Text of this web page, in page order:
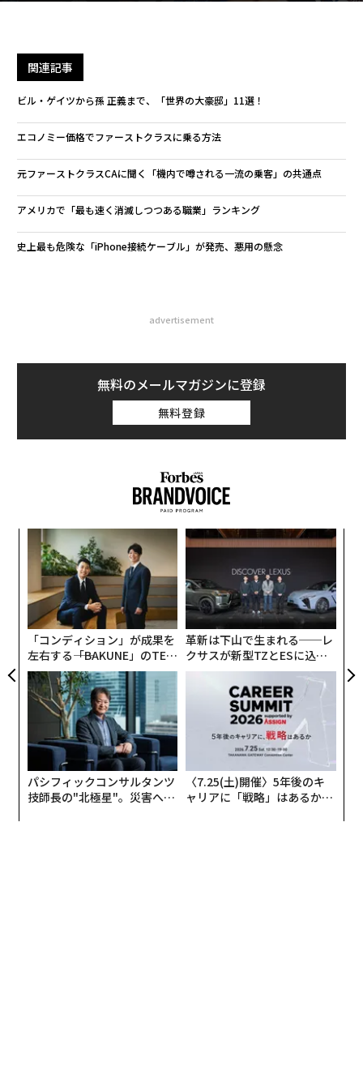
関連記事
ビル・ゲイツから孫 正義まで、「世界の大豪邸」11選！
エコノミー価格でファーストクラスに乗る方法
元ファーストクラスCAに聞く「機内で噂される一流の乗客」の共通点
アメリカで「最も速く消滅しつつある職業」ランキング
史上最も危険な「iPhone接続ケーブル」が発売、悪用の懸念
advertisement
無料のメールマガジンに登録
無料登録
「コンディション」が成果を
左右する――「BAKUNE」のTEN
TIALが支える「挑戦者の明
日」
革新は下山で生まれる──レ
クサスが新型TZとESに込め
た「DISCOVER」の哲学
パシフィックコンサルタンツ
技師長の"北極星"。災害への
〈7.25(土)開催〉5年後のキ
ャリアに「戦略」はあるか。